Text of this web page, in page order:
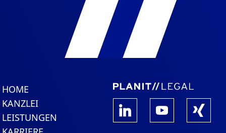
HOME
KANZLEI
LEISTUNGEN